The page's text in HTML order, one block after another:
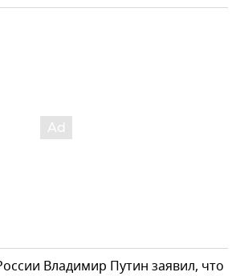
Владимир Путин заявил, что